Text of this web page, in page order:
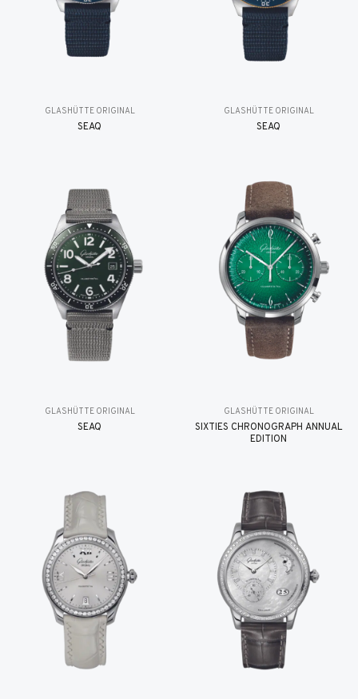
GLASHÜTTE ORIGINAL
SEAQ
GLASHÜTTE ORIGINAL
SEAQ
GLASHÜTTE ORIGINAL
SEAQ
GLASHÜTTE ORIGINAL
SIXTIES CHRONOGRAPH ANNUAL
EDITION